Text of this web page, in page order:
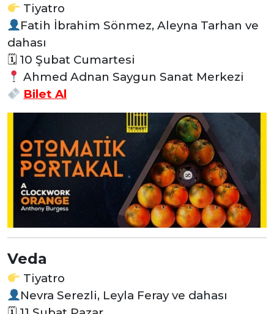
Tiyatro
Fatih İbrahim Sönmez, Aleyna Tarhan ve
dahası
🗓 10 Şubat Cumartesi
Ahmed Adnan Saygun Sanat Merkezi
Bilet Al
Veda
Tiyatro
Nevra Serezli, Leyla Feray ve dahası